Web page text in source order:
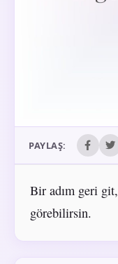
PAYLAŞ:
Bir adım geri
görebilirsin.